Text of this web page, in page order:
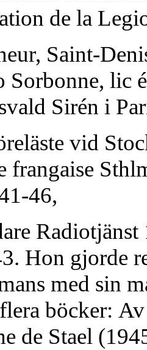
de la
Saint-
Sorbonne, lic
Sirén i
vid
frangaise
46,
Hon gjorde
med sin
böcker:
de Stael